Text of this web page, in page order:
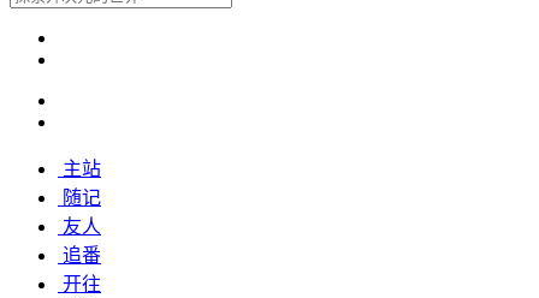
主站
随记
友人
追番
开往